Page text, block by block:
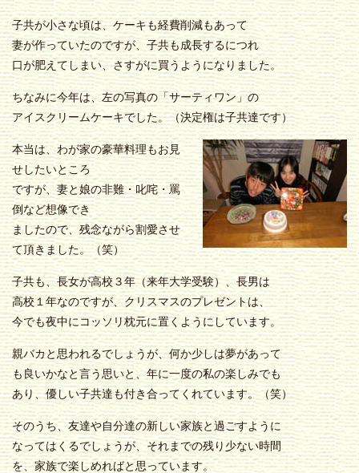
子共が小さな頃は、ケーキも経費削減もあって
妻が作っていたのですが、子共も成長するにつれ
口が肥えてしまい、さすがに買うようになりました。
ちなみに今年は、左の写真の「サーティワン」の
アイスクリームケーキでした。（決定権は子共達です）
本当は、わが家の豪華料理もお見
せしたいところ
ですが、妻と娘の非難・叱咤・罵
倒など想像でき
ましたので、残念ながら割愛させ
て頂きました。（笑）
子共も、長女が高校３年（来年大学受験）、長男は
高校１年なのですが、クリスマスのプレゼントは、
今でも夜中にコッソリ枕元に置くようにしています。
親バカと思われるでしょうが、何か少しは夢があって
も良いかなと言う思いと、年に一度の私の楽しみでも
あり、優しい子共達も付き合ってくれています。（笑）
そのうち、友達や自分達の新しい家族と過ごすように
なってはくるでしょうが、それまでの残り少ない時間
を、家族で楽しめればと思っています。